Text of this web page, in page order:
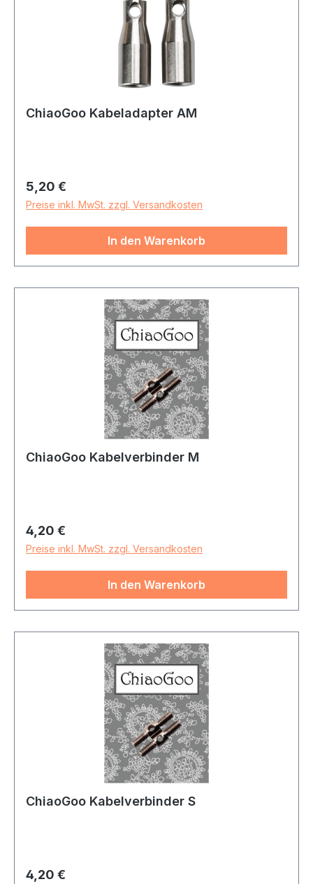
ChiaoGoo Kabeladapter AM
Regulärer Preis:
5,20 €
Preise inkl. MwSt. zzgl. Versandkosten
In den Warenkorb
ChiaoGoo Kabelverbinder M
Regulärer Preis:
4,20 €
Preise inkl. MwSt. zzgl. Versandkosten
In den Warenkorb
ChiaoGoo Kabelverbinder S
Regulärer Preis:
4,20 €